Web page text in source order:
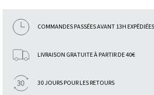
COMMANDES PASSÉES AVANT 13H
LIVRAISON GRATUITE À PARTIR DE 40€
30 JOURS POUR LES RETOURS